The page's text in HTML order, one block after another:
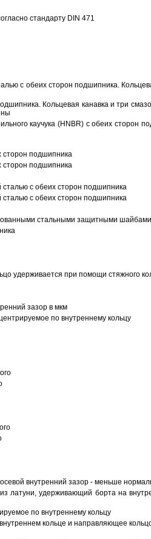
стандарту DIN 471
с обеих сторон подшипника.
Кольцевая канавка и три
каучука (HNBR) с обеих
сторон подшипника
сторон подшипника
сталью с обеих сторон подшипника
сталью с обеих сторон подшипника
стальными защитными
удерживается при помощи стяжного
зазор в мкм
по внутреннему кольцу
внутренний зазор - меньше
латуни, удерживающий борта на
по внутреннему кольцу
кольце и направляющее